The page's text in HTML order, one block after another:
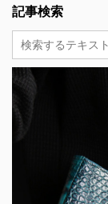
記事検索